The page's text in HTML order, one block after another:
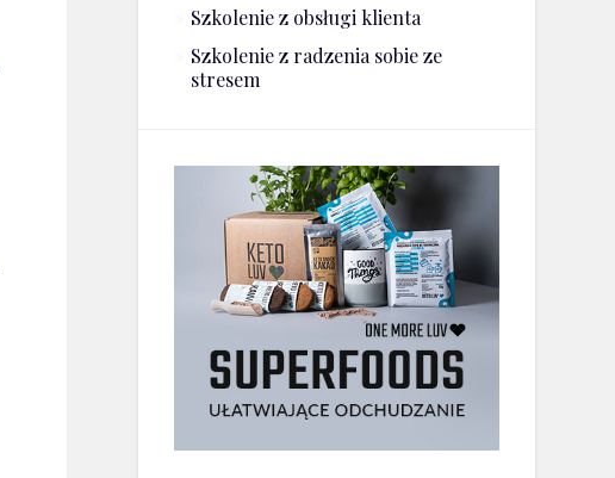
Szkolenie z obsługi klienta
Szkolenie z radzenia sobie ze
stresem